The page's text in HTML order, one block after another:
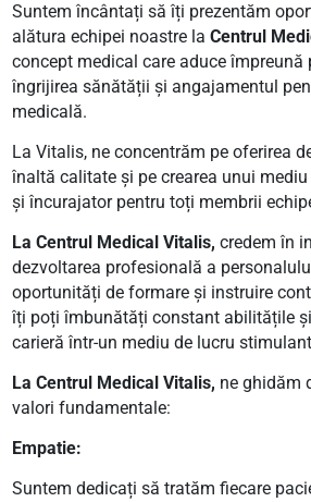
Suntem încântați să îți prezentăm
alătura echipei noastre la Centrul
concept medical care aduce împreună
îngrijirea sănătății și angajamentul
medicală.
La Vitalis, ne concentrăm pe oferirea
înaltă calitate și pe crearea unui
și încurajator pentru toți membrii
La Centrul Medical Vitalis, credem în
dezvoltarea profesională a
oportunități de formare și instruire
îți poți îmbunătăți constant abilitățile
carieră într-un mediu de lucru
La Centrul Medical Vitalis, ne ghidăm
valori fundamentale:
Empatie:
Suntem dedicați să tratăm fiecare